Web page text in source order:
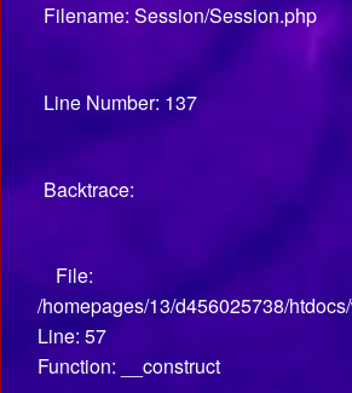
Filename: Session/Session.php
Line Number: 137
Backtrace:
File:
/homepages/13/d456025738/
Line: 57
Function: __construct